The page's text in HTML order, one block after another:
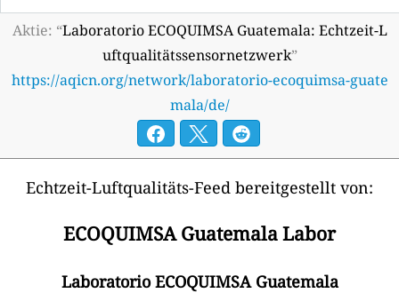
Aktie: “Laboratorio ECOQUIMSA Guatemala: Echtzeit-L
uftqualitätssensornetzwerk”
https://aqicn.org/network/laboratorio-ecoquimsa-guate
mala/de/
Echtzeit-Luftqualitäts-Feed bereitgestellt von:
ECOQUIMSA Guatemala Labor
Laboratorio ECOQUIMSA Guatemala